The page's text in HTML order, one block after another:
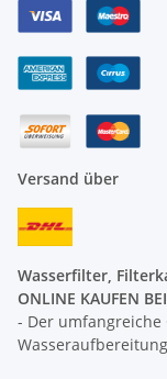
Versand über
Wasserfilter,
ONLINE KAUFEN
- Der